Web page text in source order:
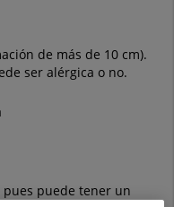
de más de 10 cm).
ser alérgica o no.
pues puede tener un